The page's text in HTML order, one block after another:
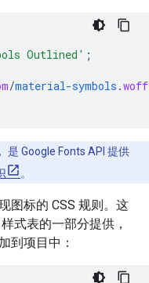
Outlined' ;
/material-symbols .woff
是 Google Fonts API 提供
。
图标的 CSS 规则。这
式表的一部分提供，
到项目中：